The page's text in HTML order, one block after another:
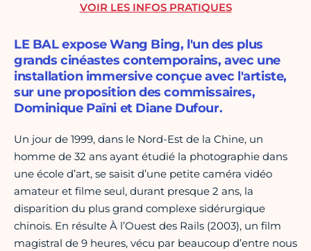
LE BAL expose Wang Bing, l'un des plus
grands cinéastes contemporains, avec une
installation immersive conçue avec l'artiste,
sur une proposition des commissaires,
Dominique Païni et Diane Dufour.
Un jour de 1999, dans le Nord-Est de la Chine, un
homme de 32 ans ayant étudié la photographie dans
une école d’art, se saisit d’une petite caméra vidéo
amateur et filme seul, durant presque 2 ans, la
disparition du plus grand complexe sidérurgique
chinois. En résulte À l’Ouest des Rails (2003), un film
magistral de 9 heures, vécu par beaucoup d’entre nous
VOIR LES INFOS PRATIQUES